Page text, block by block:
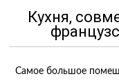
Кухня,
Самое большое